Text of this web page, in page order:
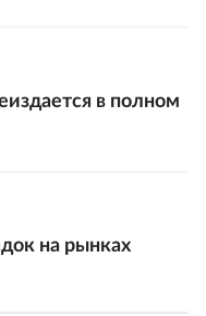
в полном
на рынках